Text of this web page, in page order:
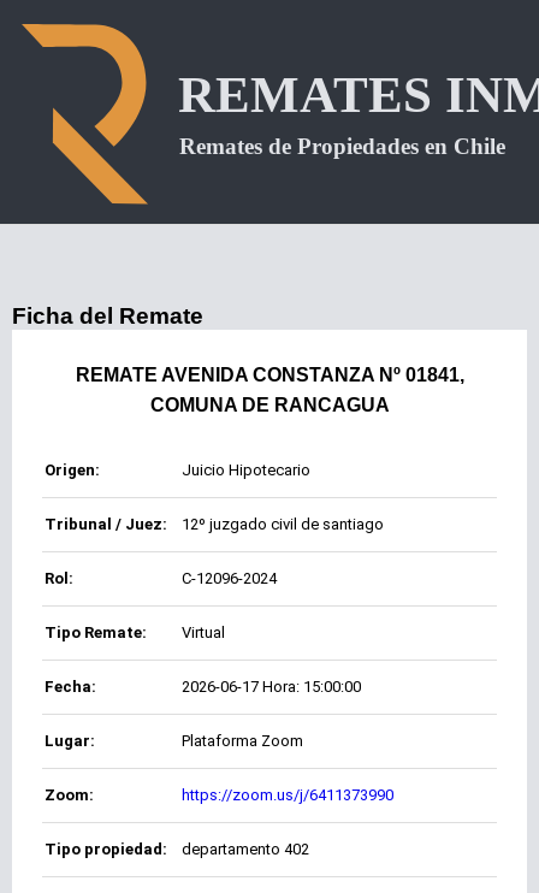
Ficha del Remate
REMATE AVENIDA CONSTANZA Nº 01841,
COMUNA DE RANCAGUA
Origen: Juicio Hipotecario
Tribunal / Juez: 12º juzgado civil de santiago
Rol: C-12096-2024
Tipo Remate: Virtual
Fecha: 2026-06-17 Hora: 15:00:00
Lugar: Plataforma Zoom
Zoom: https://zoom.us/j/6411373990
Tipo propiedad: departamento 402